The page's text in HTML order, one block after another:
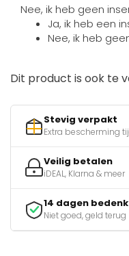
Nee, ik heb geen
Ja, ik heb een
Nee, ik heb
Dit product is ook te
Stevig verpakt
Extra bescherming
Veilig betalen
iDEAL, Klarna & meer
14 dagen
Niet goed, geld terug